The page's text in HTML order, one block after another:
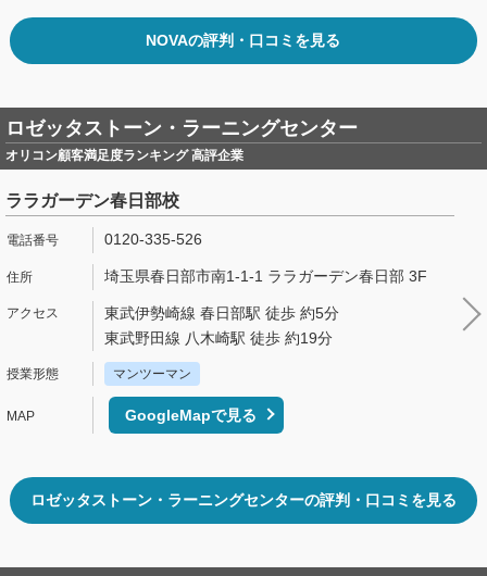
NOVAの評判・口コミを見る
ロゼッタストーン・ラーニングセンター
オリコン顧客満足度ランキング 高評企業
ララガーデン春日部校
0120-335-526
埼玉県春日部市南1-1-1 ララガーデン春日部 3F
東武伊勢崎線 春日部駅 徒歩 約5分
東武野田線 八木崎駅 徒歩 約19分
マンツーマン
GoogleMapで見る
ロゼッタストーン・ラーニングセンターの評判・口コミを見る